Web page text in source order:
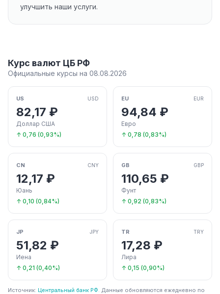
улучшить наши услуги.
Курс валют ЦБ РФ
Официальные курсы на 08.08.2026
US USD
82,17 ₽
Доллар США
↑ 0,76 (0,93%)
EU EUR
94,84 ₽
Евро
↑ 0,78 (0,83%)
CN CNY
12,17 ₽
Юань
↑ 0,10 (0,84%)
GB GBP
110,65 ₽
Фунт
↑ 0,92 (0,83%)
JP JPY
51,82 ₽
Иена
↑ 0,21 (0,40%)
TR TRY
17,28 ₽
Лира
↑ 0,15 (0,90%)
Источник: Центральный банк РФ. Данные обновляются ежедневно по